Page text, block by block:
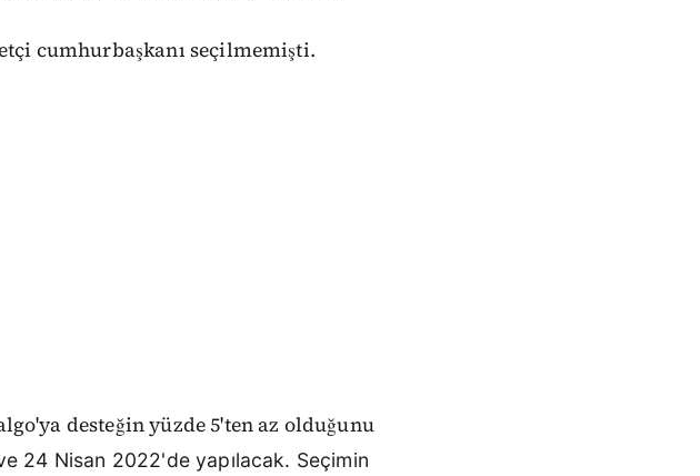
cumhurbaşkanı seçilmemişti.
desteğin yüzde 5'ten az olduğunu
24 Nisan 2022'de yapılacak. Seçimin